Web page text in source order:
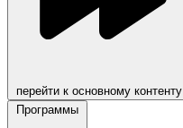
перейти к основному контенту
Программы